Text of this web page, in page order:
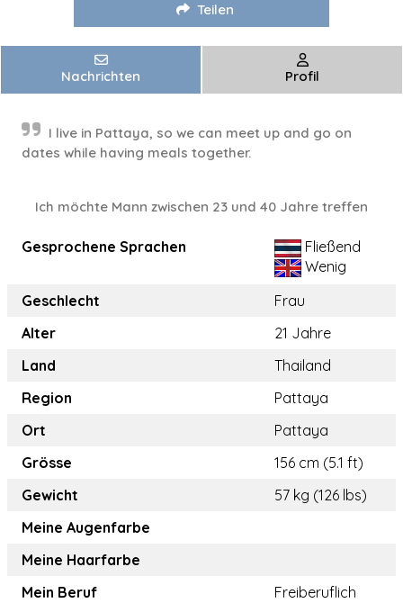
Teilen
Nachrichten Profil
I live in Pattaya, so we can meet up and go on
dates while having meals together.
Ich möchte Mann zwischen 23 und 40 Jahre treffen
Gesprochene Sprachen
Fließend
Wenig
Geschlecht
Frau
Alter
21 Jahre
Land
Thailand
Region
Pattaya
Ort
Pattaya
Grösse
156 cm (5.1 ft)
Gewicht
57 kg (126 lbs)
Meine Augenfarbe
Meine Haarfarbe
Mein Beruf
Freiberuflich